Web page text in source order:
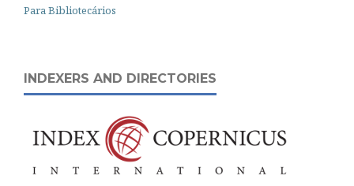
Para Bibliotecários
INDEXERS AND DIRECTORIES